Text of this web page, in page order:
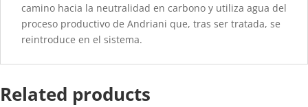
camino hacia la neutralidad en carbono y utiliza agua del
proceso productivo de Andriani que, tras ser tratada, se
reintroduce en el sistema.
Related products